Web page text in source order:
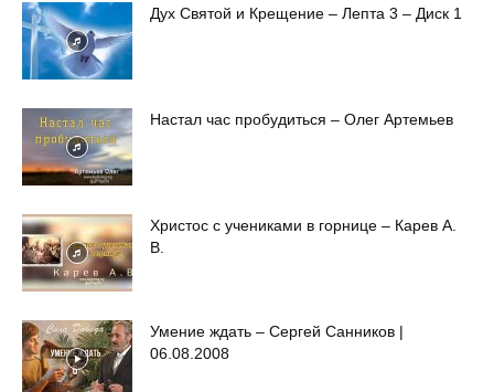
Дух Святой и Крещение – Лепта 3 – Диск 1
Настал час пробудиться – Олег Артемьев
Христос с учениками в горнице – Карев А.
В.
Умение ждать – Сергей Санников |
06.08.2008